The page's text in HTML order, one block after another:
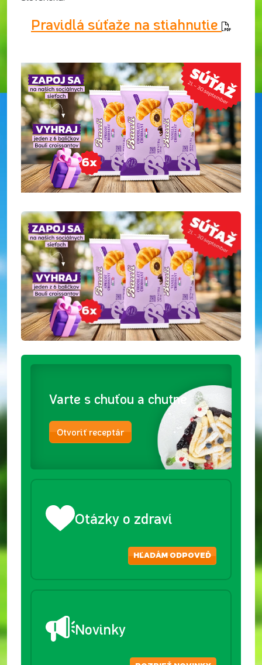
Pravidlá súťaže na stiahnutie
Varte s chuťou a chutne
Otvoriť receptár
Otázky o zdraví
HĽADÁM ODPOVEĎ
Novinky